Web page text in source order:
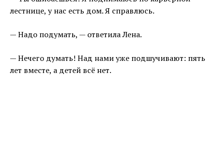
лестнице, у нас есть дом. Я справлюсь.
— Надо подумать, — ответила Лена.
— Нечего думать! Над нами уже подшучивают: пять
лет вместе, а детей всё нет.